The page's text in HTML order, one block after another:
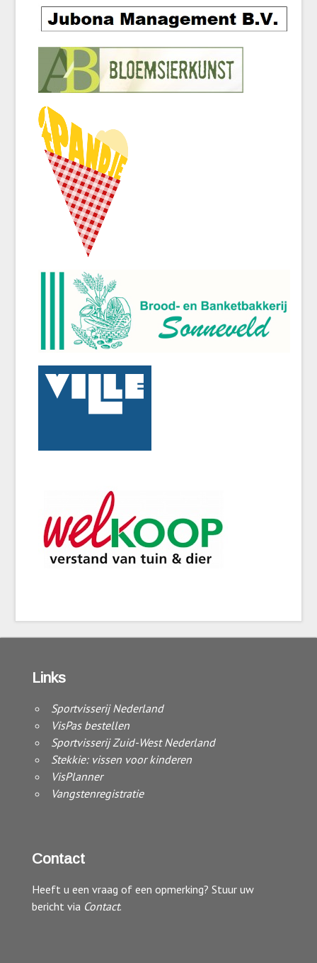
Links
Sportvisserij Nederland
VisPas bestellen
Sportvisserij Zuid-West Nederland
Stekkie: vissen voor kinderen
VisPlanner
Vangstenregistratie
Contact
Heeft u een vraag of een opmerking? Stuur uw
bericht via Contact.